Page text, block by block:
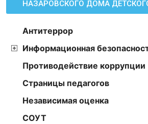
НАЗАРОВСКОГО ДОМА
Антитеррор
Информационная
Противодействие коррупции
Страницы педагогов
Независимая оценка
СОУТ